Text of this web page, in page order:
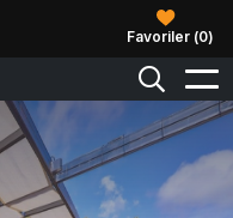
Favoriler (0)